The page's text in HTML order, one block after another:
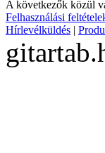
A következők közül
Felhasználási
Hírlevélküldés |